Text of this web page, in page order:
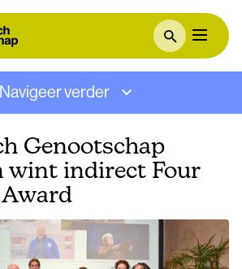
Navigeer verder
Genootschap
wint indirect Four